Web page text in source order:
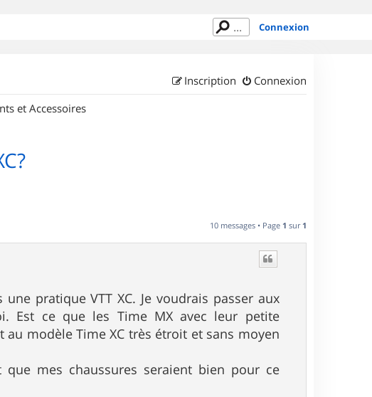
Connexion
Connexion
Inscription
et Accessoires
10 messages • Page 1 sur 1
pratique VTT XC. Je voudrais passer aux
Est ce que les Time MX avec leur petite
modèle Time XC très étroit et sans moyen
mes chaussures seraient bien pour ce